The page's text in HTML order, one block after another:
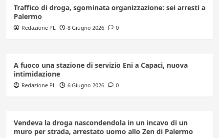
Traffico di droga, sgominata organizzazione: sei arresti a
Palermo
Redazione PL 8 Giugno 2026 0
A fuoco una stazione di servizio Eni a Capaci, nuova
intimidazione
Redazione PL 6 Giugno 2026 0
Vendeva la droga nascondendola in un incavo di un
muro per strada, arrestato uomo allo Zen di Palermo